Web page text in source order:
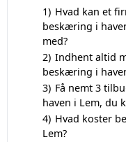
1) Hvad kan et
beskæring i
med?
2) Indhent altid
beskæring i
3) Få nemt 3
haven i Lem, du
4) Hvad koster
Lem?